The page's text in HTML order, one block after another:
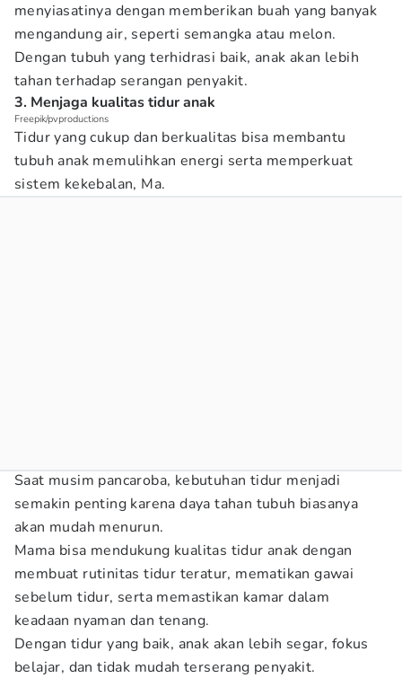
menyiasatinya dengan memberikan buah yang banyak
mengandung air, seperti semangka atau melon.
Dengan tubuh yang terhidrasi baik, anak akan lebih
tahan terhadap serangan penyakit.
3. Menjaga kualitas tidur anak
Freepik/pvproductions
Tidur yang cukup dan berkualitas bisa membantu
tubuh anak memulihkan energi serta memperkuat
sistem kekebalan, Ma.
Saat musim pancaroba, kebutuhan tidur menjadi
semakin penting karena daya tahan tubuh biasanya
akan mudah menurun.
Mama bisa mendukung kualitas tidur anak dengan
membuat rutinitas tidur teratur, mematikan gawai
sebelum tidur, serta memastikan kamar dalam
keadaan nyaman dan tenang.
Dengan tidur yang baik, anak akan lebih segar, fokus
belajar, dan tidak mudah terserang penyakit.